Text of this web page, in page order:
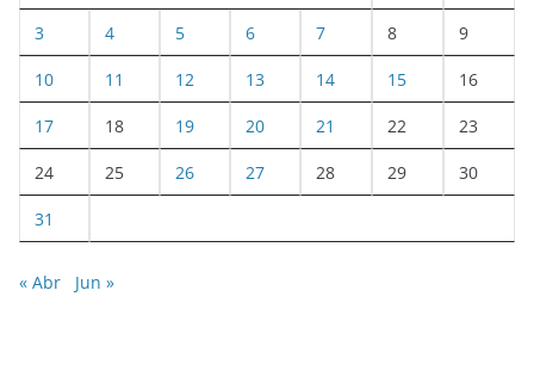
3 4 5 6 7 8 9
10 11 12 13 14 15 16
17 18 19 20 21 22 23
24 25 26 27 28 29 30
31
« Abr Jun »